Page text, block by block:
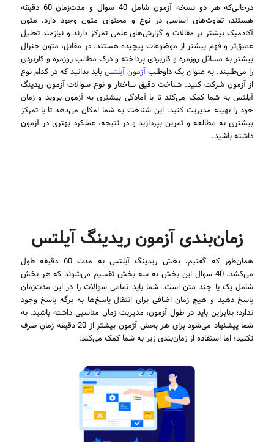
درحالی‌که هر دو نسخه آزمون شامل 40 سوال و مدت‌زمان 60 دقیقه
هستند، تفاوت‌های اساسی در نوع و محتوای متون وجود دارد. متون
آکادمیک بیشتر بر مقالات و گزارش‌های علمی تمرکز دارند و نیازمند تحلیل
عمیق‌تر و فهم بیشتر از موضوعات پیچیده هستند. در مقابل، متون جنرال
بیشتر به مسائل روزمره و کاربردی پرداخته و درک مطالب روزمره و کاربردی
را می‌طلبند. به عنوان یک داوطلبآزمون آیلتسباید بدانید که در کدام نوع
از آزمون شرکت کنید. شناخت دقیق ساختار و نوع سوالات آزمون ریدینگ
آیلتس به شما کمک می‌کند تا با آمادگی بیشتری به آزمون بروید و زمان
خود را بهینه مدیریت کنید. این شناخت به شما امکان می‌دهد تا با تمرکز
بیشتری به مطالعه و تمرین بپردازید و در نتیجه، عملکرد بهتری در آزمون
داشته باشید.
زمان‌بندی آزمون ریدینگ آیلتس
همان‌طور که گفتیم، بخش ریدینگ آیلتس به مدت 60 دقیقه طول
می‌کشد. 40 سوال این بخش به سه بخش تقسیم می‌شوند که هر بخش
شامل یک یا چند متن است. شما باید تمامی سوالات را در این مدت‌زمان
پاسخ دهید و هیچ زمان اضافی برای انتقال پاسخ‌ها به برگه پاسخ وجود
ندارد؛ بنابراین باید در طول آزمون، مدیریت زمان مناسبی داشته باشید. به
شما پیشنهاد می‌شود برای هر بخش آژمون بیشتر از 20 دقیقه زمان صرف
نکنید؛ اما استفاده از زمان‌بندی زیر به شما کمک می‌کند: